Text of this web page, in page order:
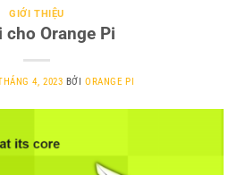
GIỚI THIỆU
cho Orange Pi
4, 2023 BỞIORANGE PI